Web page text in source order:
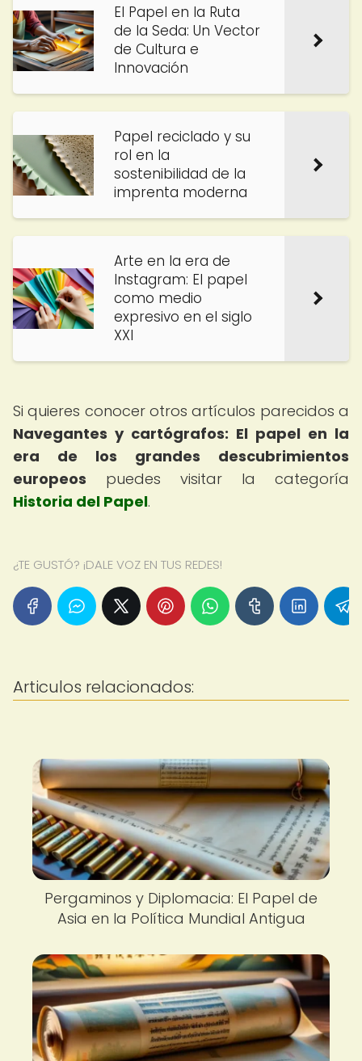
El Papel en la Ruta
de la Seda: Un Vector
de Cultura e
Innovación
Papel reciclado y su
rol en la
sostenibilidad de la
imprenta moderna
Arte en la era de
Instagram: El papel
como medio
expresivo en el siglo
XXI
Si quieres conocer otros artículos parecidos a
Navegantes y cartógrafos: El papel en la
era de los grandes descubrimientos
europeos puedes visitar la categoría
Historia del Papel.
¿TE GUSTÓ? ¡DALE VOZ EN TUS REDES!
Articulos relacionados:
Pergaminos y Diplomacia: El Papel de
Asia en la Política Mundial Antigua